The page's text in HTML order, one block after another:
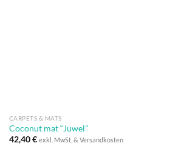
CARPETS & MATS
Coconut mat “Juwel”
42,40€ exkl. MwSt. & Versandkosten